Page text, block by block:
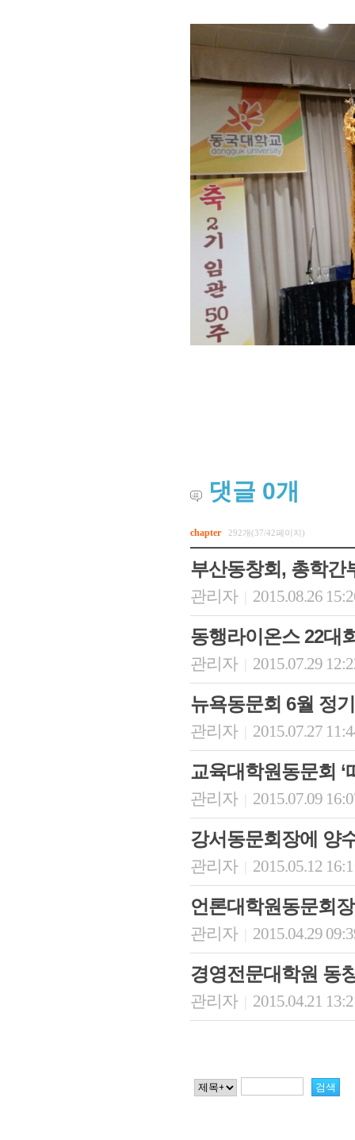
댓글 0개
chapter 292개(37/42페이지)
부산동창회, 총학간
관리자 2015.08.26
동행라이온스 22대
관리자 2015.07.29
뉴욕동문회 6월 정
관리자 2015.07.27
교육대학원동문회 ‘
관리자 2015.07.09
강서동문회장에 양
관리자 2015.05.12
언론대학원동문회
관리자 2015.04.29
경영전문대학원 동
관리자 2015.04.21